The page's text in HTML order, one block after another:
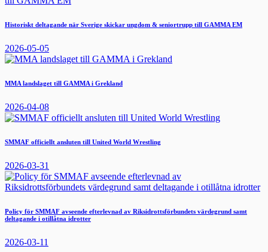
Historiskt deltagande när Sverige skickar ungdom & seniortrupp till GAMMA EM
2026-05-05
MMA landslaget till GAMMA i Grekland
2026-04-08
SMMAF officiellt ansluten till United World Wrestling
2026-03-31
Policy för SMMAF avseende efterlevnad av Riksidrottsförbundets värdegrund samt
deltagande i otillåtna idrotter
2026-03-11